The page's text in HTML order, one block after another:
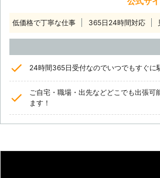
低価格で丁寧な仕事 365日24時間対応
24時間365日受付なのでいつでもすぐに
ご自宅・職場・出先などどこでも出張
ます！